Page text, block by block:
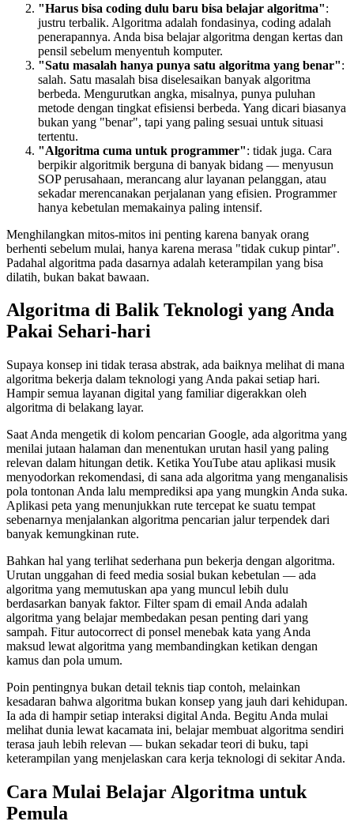
"Harus bisa coding dulu baru bisa belajar algoritma":
justru terbalik. Algoritma adalah fondasinya, coding adalah
penerapannya. Anda bisa belajar algoritma dengan kertas dan
pensil sebelum menyentuh komputer.
"Satu masalah hanya punya satu algoritma yang benar":
salah. Satu masalah bisa diselesaikan banyak algoritma
berbeda. Mengurutkan angka, misalnya, punya puluhan
metode dengan tingkat efisiensi berbeda. Yang dicari biasanya
bukan yang "benar", tapi yang paling sesuai untuk situasi
tertentu.
"Algoritma cuma untuk programmer": tidak juga. Cara
berpikir algoritmik berguna di banyak bidang — menyusun
SOP perusahaan, merancang alur layanan pelanggan, atau
sekadar merencanakan perjalanan yang efisien. Programmer
hanya kebetulan memakainya paling intensif.
Menghilangkan mitos-mitos ini penting karena banyak orang
berhenti sebelum mulai, hanya karena merasa "tidak cukup pintar".
Padahal algoritma pada dasarnya adalah keterampilan yang bisa
dilatih, bukan bakat bawaan.
Algoritma di Balik Teknologi yang Anda
Pakai Sehari-hari
Supaya konsep ini tidak terasa abstrak, ada baiknya melihat di mana
algoritma bekerja dalam teknologi yang Anda pakai setiap hari.
Hampir semua layanan digital yang familiar digerakkan oleh
algoritma di belakang layar.
Saat Anda mengetik di kolom pencarian Google, ada algoritma yang
menilai jutaan halaman dan menentukan urutan hasil yang paling
relevan dalam hitungan detik. Ketika YouTube atau aplikasi musik
menyodorkan rekomendasi, di sana ada algoritma yang menganalisis
pola tontonan Anda lalu memprediksi apa yang mungkin Anda suka.
Aplikasi peta yang menunjukkan rute tercepat ke suatu tempat
sebenarnya menjalankan algoritma pencarian jalur terpendek dari
banyak kemungkinan rute.
Bahkan hal yang terlihat sederhana pun bekerja dengan algoritma.
Urutan unggahan di feed media sosial bukan kebetulan — ada
algoritma yang memutuskan apa yang muncul lebih dulu
berdasarkan banyak faktor. Filter spam di email Anda adalah
algoritma yang belajar membedakan pesan penting dari yang
sampah. Fitur autocorrect di ponsel menebak kata yang Anda
maksud lewat algoritma yang membandingkan ketikan dengan
kamus dan pola umum.
Poin pentingnya bukan detail teknis tiap contoh, melainkan
kesadaran bahwa algoritma bukan konsep yang jauh dari kehidupan.
Ia ada di hampir setiap interaksi digital Anda. Begitu Anda mulai
melihat dunia lewat kacamata ini, belajar membuat algoritma sendiri
terasa jauh lebih relevan — bukan sekadar teori di buku, tapi
keterampilan yang menjelaskan cara kerja teknologi di sekitar Anda.
Cara Mulai Belajar Algoritma untuk
Pemula